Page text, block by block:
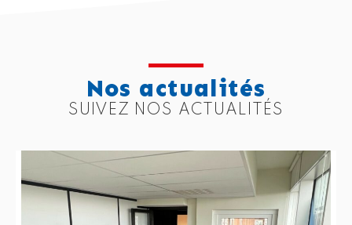
Nos actualités
SUIVEZ NOS ACTUALITÉS